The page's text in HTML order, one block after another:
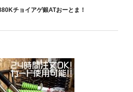
チョイアゲ銀ATおーとま！